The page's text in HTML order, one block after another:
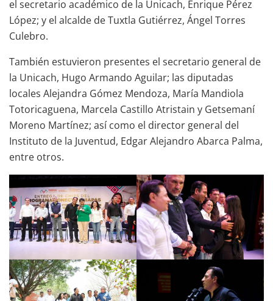
el secretario académico de la Unicach, Enrique Pérez
López; y el alcalde de Tuxtla Gutiérrez, Ángel Torres
Culebro.
También estuvieron presentes el secretario general de
la Unicach, Hugo Armando Aguilar; las diputadas
locales Alejandra Gómez Mendoza, María Mandiola
Totoricaguena, Marcela Castillo Atristain y Getsemaní
Moreno Martínez; así como el director general del
Instituto de la Juventud, Edgar Alejandro Abarca Palma,
entre otros.